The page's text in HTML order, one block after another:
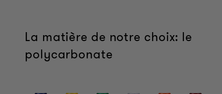
La matière de notre choix: le
polycarbonate